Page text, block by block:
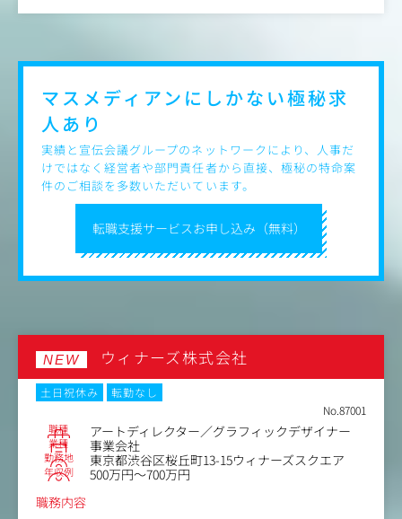
・朝礼など社内広報イベントの企画立案、スケジュール管
■その他
・スキルや経験、本人の興味に応じてリスク/危機管理広
報、SNS関連の一部業務
転職支援サービスお申し込み（無料）
マスメディアンにしかない極秘求
人あり
実績と宣伝会議グループのネットワークにより、人事だ
けではなく経営者や部門責任者から直接、極秘の特命案
件のご相談を多数いただいています。
NEW ウィナーズ株式会社
土日祝休み
転勤なし
No.87001
職種 アートディレクター／グラフィックデザイナー
業種 事業会社
勤務地 東京都渋谷区桜丘町13-15ウィナーズスクエア
年収例
500万円～700万円
職務内容